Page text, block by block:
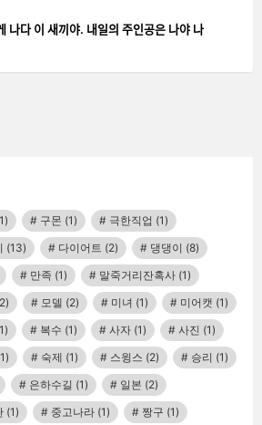
나다 이 새끼야. 내일의 주인공은 나야 나
구몬 (1) 극한직업 (1)
(13) 다이어트 (2) 댕댕이 (8)
만족 (1) 말죽거리잔혹사 (1)
모델 (2) 미녀 (1) 미어캣 (1)
복수 (1) 사자 (1) 사진 (1)
숙제 (1) 스윙스 (2) 승리 (1)
은하수길 (1) 일본 (2)
(1) 중고나라 (1) 짱구 (1)